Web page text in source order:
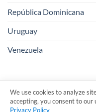
República Dominicana
Uruguay
Venezuela
We use cookies to analyze
accepting, you consent to our
Privacy Policy